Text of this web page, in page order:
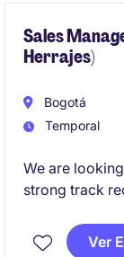
Sales
Herrajes)
Bogotá
Temporal
We are
strong track
through Ver